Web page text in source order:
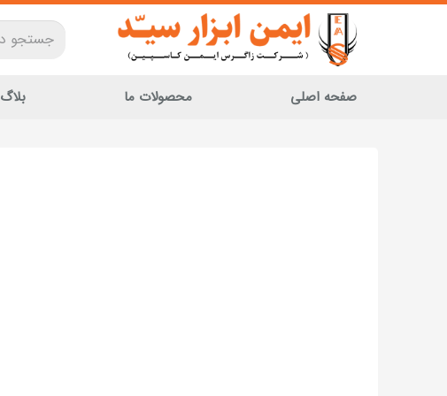
صفحه اصلی محصولات ما بلاگ